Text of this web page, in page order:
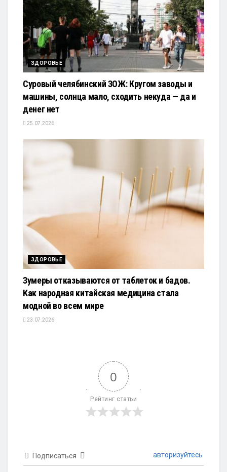
ЗДОРОВЬЕ
Суровый челябинский ЗОЖ: Кругом заводы и
машины, солнца мало, сходить некуда — да и
денег нет
25.07.2026
ЗДОРОВЬЕ
Зумеры отказываются от таблеток и бадов.
Как народная китайская медицина стала
модной во всем мире
23.07.2026
0
Рейтинг статьи
Подписаться авторизуйтесь